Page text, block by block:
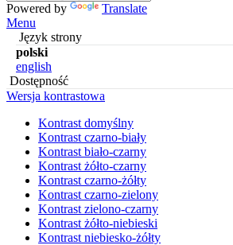
Powered by
Translate
Menu
Język strony
polski
english
Dostępność
Wersja kontrastowa
Kontrast domyślny
Kontrast czarno-biały
Kontrast biało-czarny
Kontrast żółto-czarny
Kontrast czarno-żółty
Kontrast czarno-zielony
Kontrast zielono-czarny
Kontrast żółto-niebieski
Kontrast niebiesko-żółty